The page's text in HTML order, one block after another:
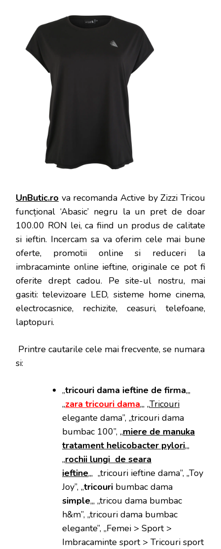
UnButic.ro va recomanda Active by Zizzi Tricou
funcțional ‘Abasic’ negru la un pret de doar
100.00 RON lei, ca fiind un produs de calitate
si ieftin. Incercam sa va oferim cele mai bune
oferte, promotii online si reduceri la
imbracaminte online ieftine, originale ce pot fi
oferite drept cadou. Pe site-ul nostru, mai
gasiti: televizoare LED, sisteme home cinema,
electrocasnice, rechizite, ceasuri, telefoane,
laptopuri.
Printre cautarile cele mai frecvente, se numara
si:
„tricouri dama ieftine de firma„,
„zara tricouri dama„, „Tricouri
elegante dama”, „tricouri dama
bumbac 100”, „miere de manuka
tratament helicobacter pylori„,
„rochii lungi de seara
ieftine„, „tricouri ieftine dama”, „Toy
Joy”, „tricouri bumbac dama
simple„, „tricou dama bumbac
h&m”, „tricouri dama bumbac
elegante”, „Femei > Sport >
Imbracaminte sport > Tricouri sport